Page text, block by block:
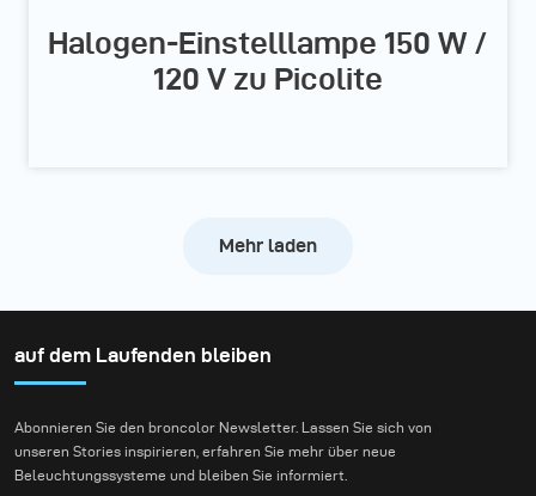
Halogen-Einstelllampe 150 W /
120 V zu Picolite
Mehr laden
auf dem Laufenden bleiben
Abonnieren Sie den broncolor Newsletter. Lassen Sie sich von
unseren Stories inspirieren, erfahren Sie mehr über neue
Beleuchtungssysteme und bleiben Sie informiert.